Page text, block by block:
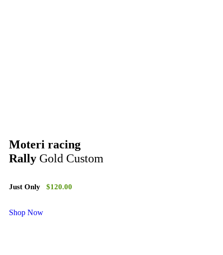
Moteri racing
Rally Gold Custom
Just Only $120.00
Shop Now